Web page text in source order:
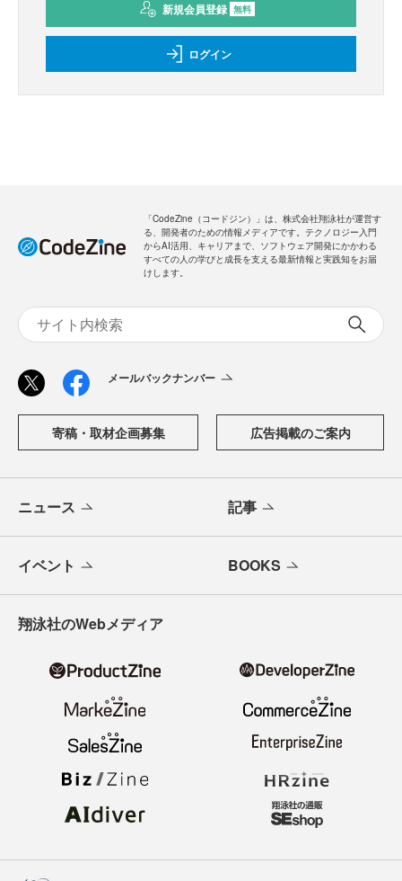
新規会員登録 無料
ログイン
「CodeZine（コードジン）」は、株式会社翔泳社が運営す
る、開発者のための情報メディアです。テクノロジー入門
からAI活用、キャリアまで、ソフトウェア開発にかかわる
すべての人の学びと成長を支える最新情報と実践知をお届
けします。
メールバックナンバー
寄稿・取材企画募集 広告掲載のご案内
ニュース 記事
イベント BOOKS
翔泳社のWebメディア